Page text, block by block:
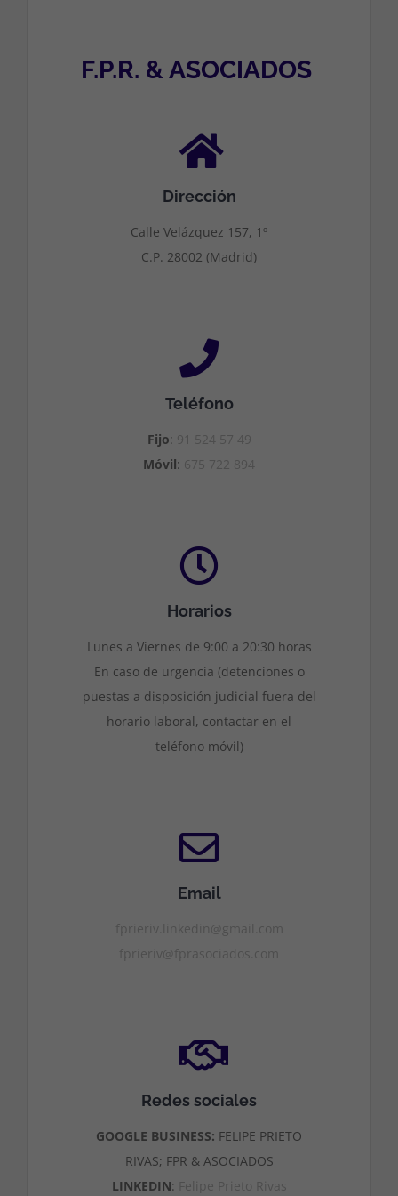
F.P.R. & ASOCIADOS
Dirección
Calle Velázquez 157, 1º
C.P. 28002 (Madrid)
Teléfono
Fijo: 91 524 57 49
Móvil: 675 722 894
Horarios
Lunes a Viernes de 9:00 a 20:30 horas
En caso de urgencia (detenciones o
puestas a disposición judicial fuera del
horario laboral, contactar en el
teléfono móvil)
Email
fprieriv.linkedin@gmail.com
fprieriv@fprasociados.com
Redes sociales
GOOGLE BUSINESS: FELIPE PRIETO
RIVAS; FPR & ASOCIADOS
LINKEDIN: Felipe Prieto Rivas